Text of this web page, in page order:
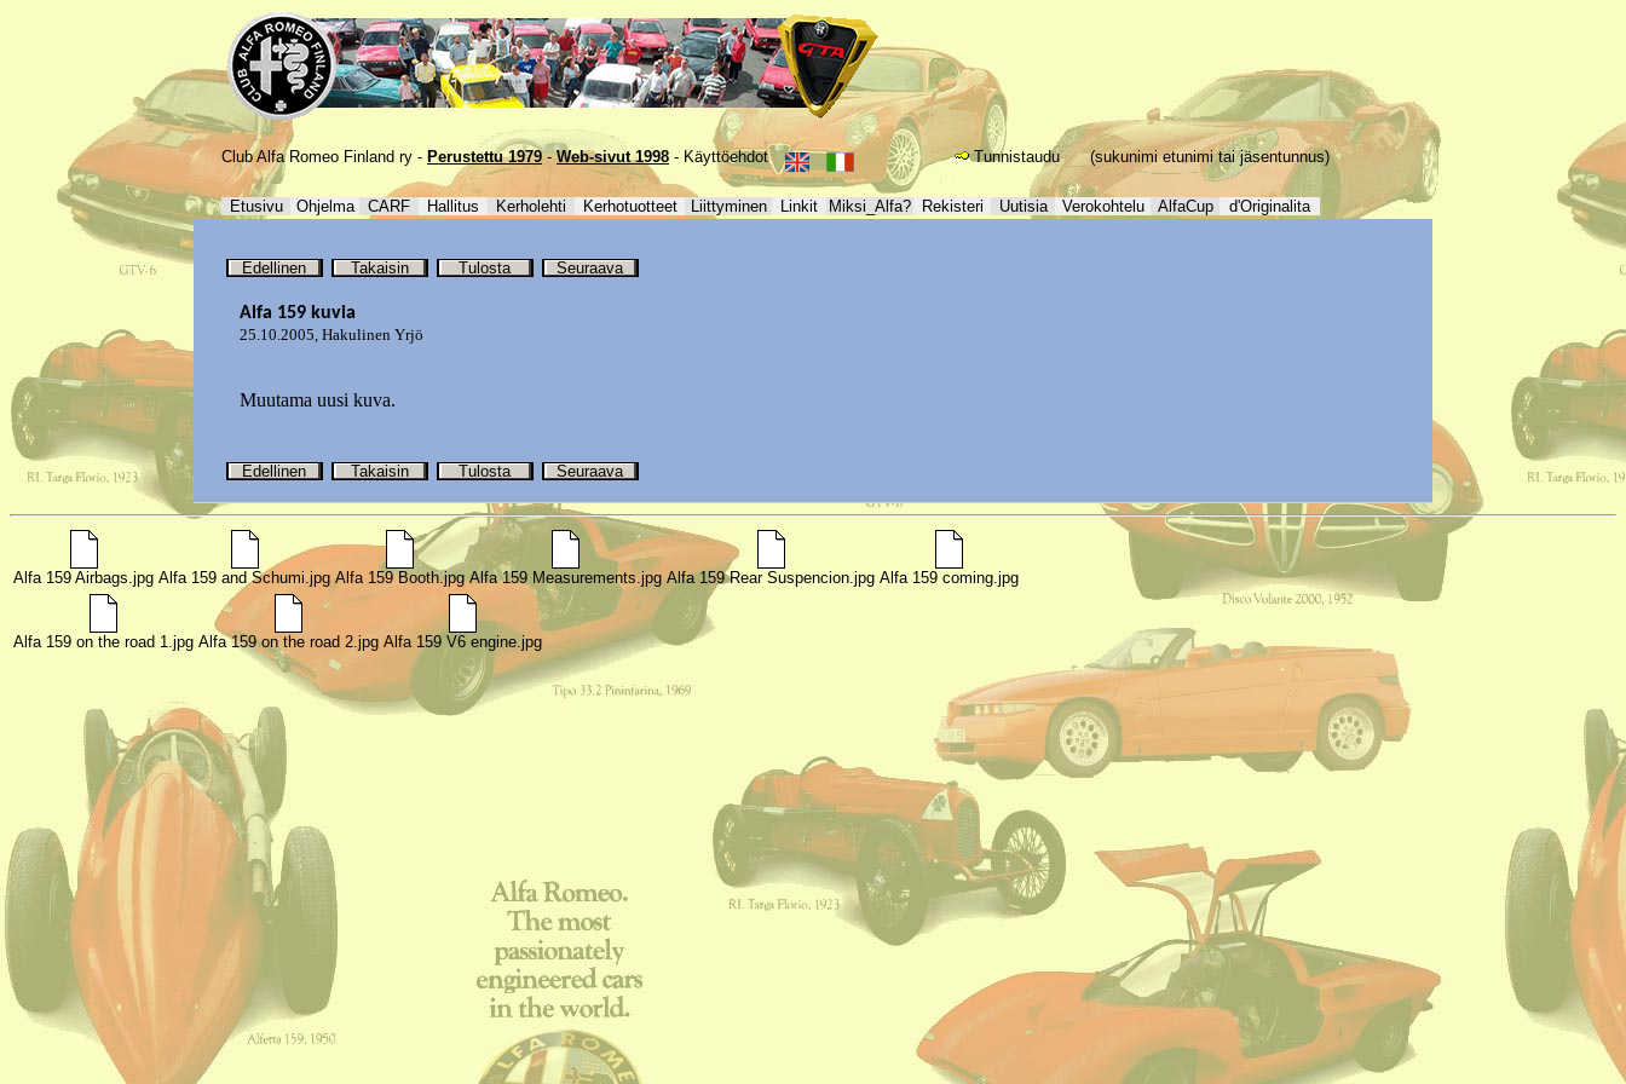
Club Alfa Romeo Finland ry - Perustettu 1979-Web-sivut 1998 - Käyttöehdot Tunnistaudu (sukunimi etunimi tai jäsentunnus)
Etusivu Ohjelma CARF Hallitus Kerholehti Kerhotuotteet Liittyminen Linkit Miksi_Alfa? Rekisteri Uutisia Verokohtelu AlfaCup d'Originalita
Edellinen Takaisin Tulosta Seuraava
Alfa 159 kuvia
25.10.2005, Hakulinen Yrjö
Muutama uusi kuva.
Edellinen Takaisin Tulosta Seuraava
Alfa 159 Airbags.jpg Alfa 159 and Schumi.jpg Alfa 159 Booth.jpg Alfa 159 Measurements.jpg Alfa 159 Rear Suspencion.jpg Alfa 159 coming.jpg
Alfa 159 on the road 1.jpg Alfa 159 on the road 2.jpg Alfa 159 V6 engine.jpg